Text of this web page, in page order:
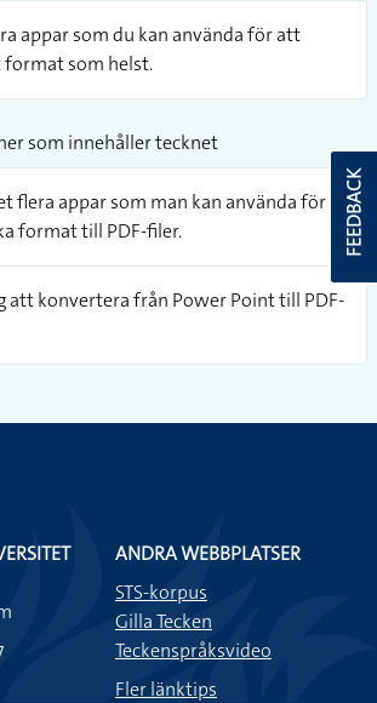
appar som du kan använda för att
som helst.
som innehåller tecknet
flera appar som man kan använda för
format till PDF-filer.
att konvertera från Power Point till PDF-
FEEDBACK
ANDRA WEBBPLATSER
STS-korpus
Gilla Tecken
Teckenspråksvideo
Fler länktips